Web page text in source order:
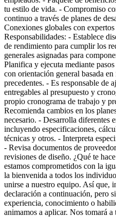
tu estilo de vida. - Compromiso
continuo a través de planes de
Conexiones globales con
Responsabilidades: - Establece
de rendimiento para cumplir los
generales asignadas para
Planifica y ejecuta mediante
con orientación general basada
precedentes. - Es responsable de
entregables al presupuesto y
propio cronograma de trabajo y
Recomienda cambios en los
necesario. - Desarrolla diferentes
incluyendo especificaciones,
técnicas y otros. - Interpreta
- Revisa documentos de
revisiones de diseño. ¿Qué te
estamos comprometidos con la
la bienvenida a todos los
unirse a nuestro equipo. Así que,
declaración a continuación, pero
experiencia, conocimiento o
animamos a aplicar. Nos tomará